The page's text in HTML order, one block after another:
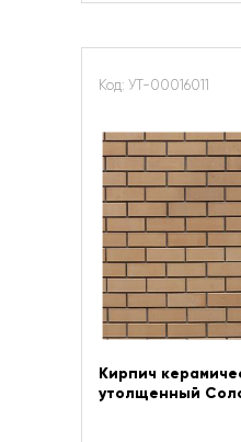
Код: УТ-00016011
Кирпич
утолщенный